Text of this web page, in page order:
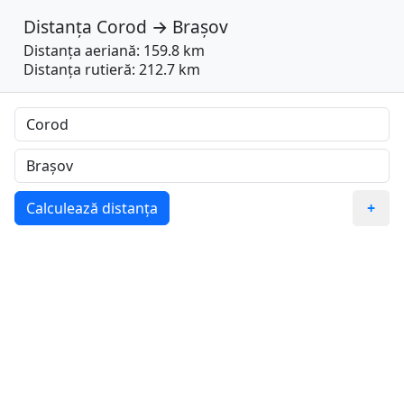
Distanța Corod → Brașov
Distanța aeriană: 159.8 km
Distanța rutieră: 212.7 km
Calculează distanța +